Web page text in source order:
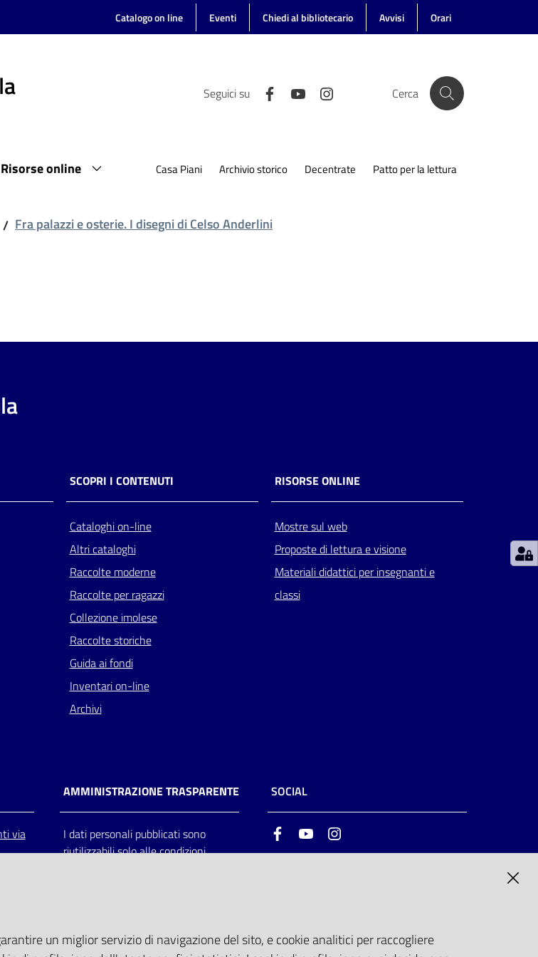
Catalogo on line Eventi Chiedi al bibliotecario Avvisi Orari
Seguici su Cerca
Risorse online Casa Piani Archivio storico Decentrate Patto per la lettura
/ Fra palazzi e osterie. I disegni di Celso Anderlini
SCOPRI I CONTENUTI
Cataloghi on-line
Altri cataloghi
Raccolte moderne
Raccolte per ragazzi
Collezione imolese
Raccolte storiche
Guida ai fondi
Inventari on-line
Archivi
RISORSE ONLINE
Mostre sul web
Proposte di lettura e visione
Materiali didattici per insegnanti e
classi
via
AMMINISTRAZIONE TRASPARENTE
I dati personali pubblicati sono
riutilizzabili solo alle condizioni
SOCIAL
FacebookYoutube
un miglior servizio di navigazione del sito, e cookie analitici per raccogliere